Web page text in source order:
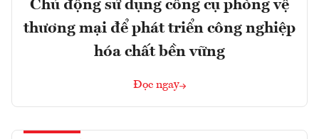
Chủ động sử dụng công cụ phòng vệ
thương mại để phát triển công nghiệp
hóa chất bền vững
Đọc ngay